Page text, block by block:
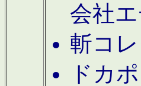
会社エ
斬コ
ドカ